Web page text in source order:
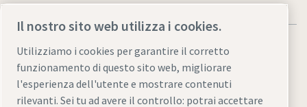
Note legali e informativa sulla privacy
Il nostro sito web utilizza i cookies.
Utilizziamo i cookies per garantire il corretto
funzionamento di questo sito web, migliorare
l'esperienza dell'utente e mostrare contenuti
rilevanti. Sei tu ad avere il controllo: potrai accettare